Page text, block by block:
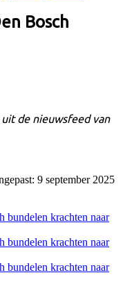
Bosch
de nieuwsfeed van
9 september 2025